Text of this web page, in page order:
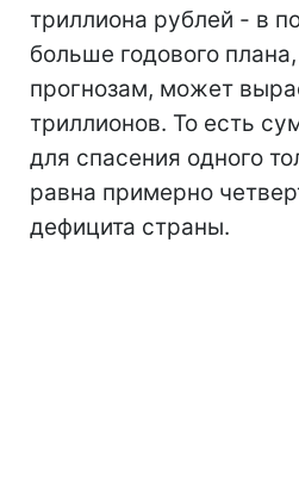
триллиона рублей - в
больше годового
прогнозам, может
триллионов. То есть
для спасения одного
равна примерно
дефицита страны.